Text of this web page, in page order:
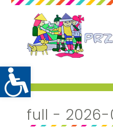
full - 2026-